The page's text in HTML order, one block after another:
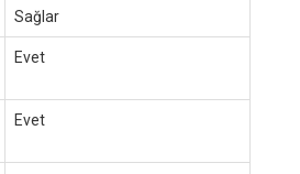
Sağlar
Evet
Evet